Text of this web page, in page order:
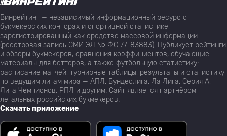
Винрейтинг — независимый информационный ресурс о
букмекерских конторах и спортивной статистике,
зарегистрированный как средство массовой информации
(реестровая запись СМИ ЭЛ № ФС 77-83883). Публикует рейтинги
и обзоры букмекеров, сравнения коэффициентов, обучающие
материалы для беттеров, а также футбольную статистику:
расписание матчей, турнирные таблицы, результаты и статистику
по ведущим лигам мира — АПЛ, Бундеслига, Ла Лига, Серия А,
Лига Чемпионов, РПЛ и другим. Сайт является партнёром
легальных российских букмекеров.
Скачать приложение